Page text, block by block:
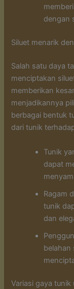
dengan
Siluet menarik
Salah satu daya
menciptakan
memberikan
menjadikannya
berbagai bentuk
dari tunik
Tunik
dapat
Ragam
tunik
dan
belahan
Variasi gaya tunik